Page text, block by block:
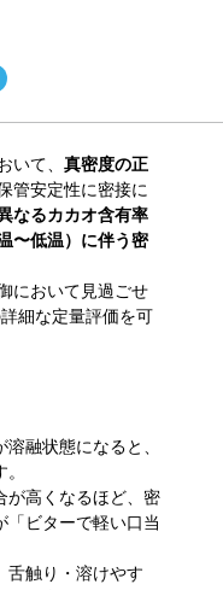
て、 真密度の正
管安定性に密接に
なるカカオ含有率
〜低温）に伴う密
において見過ごせ
細な定量評価を可
融状態になると、
が高くなるほど、密
ビターで軽い口当
舌触り・溶けやす